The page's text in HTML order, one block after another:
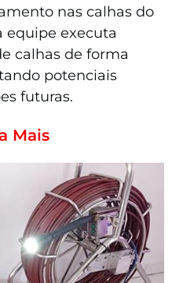
nas calhas do
equipe executa
calhas de forma
potenciais
futuras.
Mais